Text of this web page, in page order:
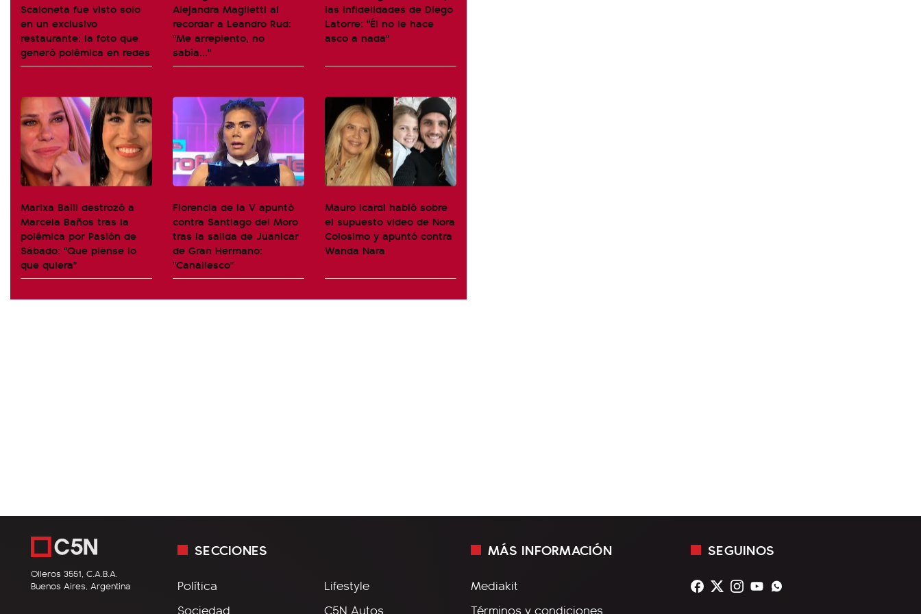
Scaloneta fue visto solo
en un exclusivo
restaurante: la foto que
generó polémica en redes
Alejandra Maglietti al
recordar a Leandro Rud:
"Me arrepiento, no
sabía..."
las infidelidades de Diego
Latorre: "Él no le hace
asco a nada"
Marixa Balli destrozó a
Marcela Baños tras la
polémica por Pasión de
Sábado: "Que piense lo
que quiera"
Florencia de la V apuntó
contra Santiago del Moro
tras la salida de Juanicar
de Gran Hermano:
"Canallesco"
Mauro Icardi habló sobre
el supuesto video de Nora
Colosimo y apuntó contra
Wanda Nara
Olleros 3551, C.A.B.A.
Buenos Aires, Argentina
SECCIONES
Política
Sociedad
Lifestyle
C5N Autos
MÁS INFORMACIÓN
Mediakit
Términos y condiciones
SEGUINOS